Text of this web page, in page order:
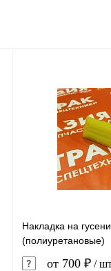
Накладка на
(полиуретановые)
от 700 ₽ /